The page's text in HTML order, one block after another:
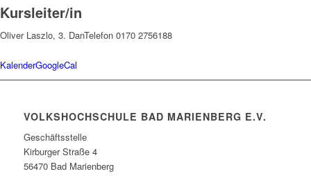
Kursleiter/in
Oliver Laszlo, 3. DanTelefon 0170 2756188
KalenderGoogleCal
VOLKSHOCHSCHULE BAD MARIENBERG E.V.
Geschäftsstelle
Kirburger Straße 4
56470 Bad Marienberg